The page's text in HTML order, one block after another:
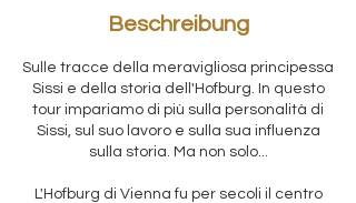
Beschreibung
Sulle tracce della meravigliosa principessa
Sissi e della storia dell'Hofburg. In questo
tour impariamo di più sulla personalità di
Sissi, sul suo lavoro e sulla sua influenza
sulla storia. Ma non solo...
L'Hofburg di Vienna fu per secoli il centro